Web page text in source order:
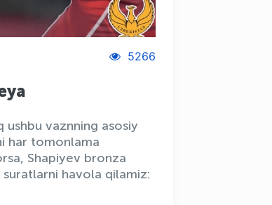
5266
ushbu vaznning asosiy
har tomonlama
Shapiyev bronza
suratlarni havola qilamiz: